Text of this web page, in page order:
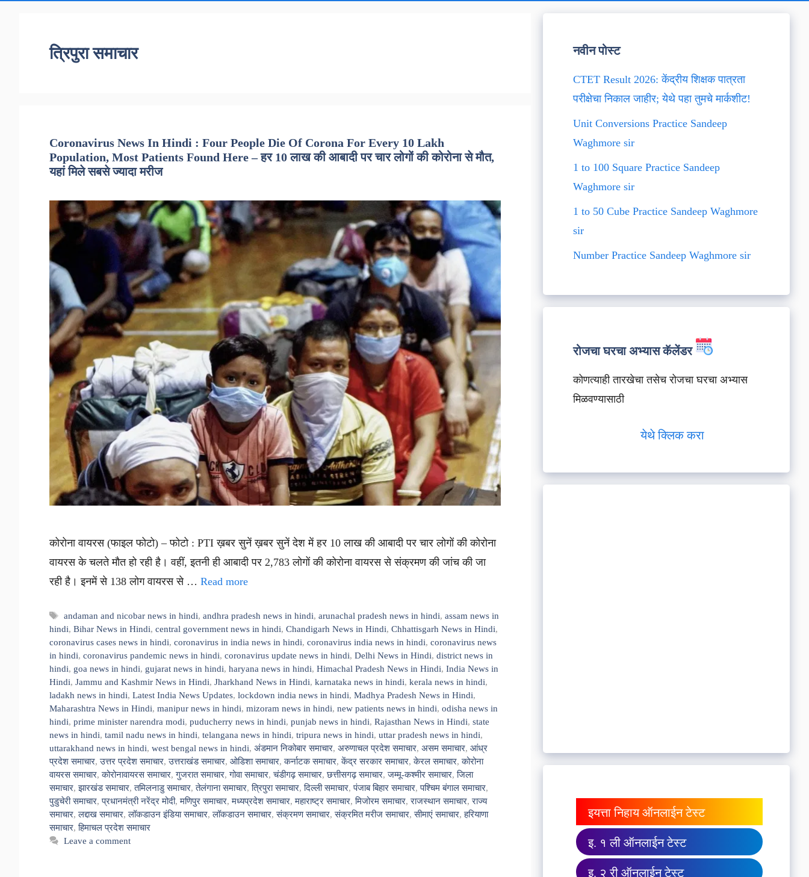
त्रिपुरा समाचार
Coronavirus News In Hindi : Four People Die Of Corona For Every 10 Lakh
Population, Most Patients Found Here – हर 10 लाख की आबादी पर चार लोगों की कोरोना से मौत,
यहां मिले सबसे ज्यादा मरीज
कोरोना वायरस (फाइल फोटो) – फोटो : PTI ख़बर सुनें ख़बर सुनें देश में हर 10 लाख की आबादी पर चार लोगों की कोरोना
वायरस के चलते मौत हो रही है। वहीं, इतनी ही आबादी पर 2,783 लोगों की कोरोना वायरस से संक्रमण की जांच की जा
रही है। इनमें से 138 लोग वायरस से … Read more
Tags
andaman and nicobar news in hindi,andhra pradesh news in hindi,arunachal pradesh news in hindi,assam news in
hindi, Bihar News in Hindi, central government news in hindi, Chandigarh News in Hindi, Chhattisgarh News in Hindi,
coronavirus cases news in hindi, coronavirus in india news in hindi, coronavirus india news in hindi, coronavirus news
in hindi, coronavirus pandemic news in hindi, coronavirus update news in hindi, Delhi News in Hindi, district news in
hindi, goa news in hindi, gujarat news in hindi, haryana news in hindi, Himachal Pradesh News in Hindi, India News in
Hindi, Jammu and Kashmir News in Hindi, Jharkhand News in Hindi, karnataka news in hindi, kerala news in hindi,
ladakh news in hindi, Latest India News Updates, lockdown india news in hindi, Madhya Pradesh News in Hindi,
Maharashtra News in Hindi, manipur news in hindi, mizoram news in hindi, new patients news in hindi, odisha news in
hindi, prime minister narendra modi, puducherry news in hindi, punjab news in hindi, Rajasthan News in Hindi, state
news in hindi, tamil nadu news in hindi, telangana news in hindi, tripura news in hindi, uttar pradesh news in hindi,
uttarakhand news in hindi, west bengal news in hindi, अंडमान निकोबार समाचार, अरुणाचल प्रदेश समाचार, असम समाचार, आंध्र
प्रदेश समाचार,उत्तर प्रदेश समाचार,उत्तराखंड समाचार, ओडिशा समाचार,कर्नाटक समाचार,केंद्र सरकार समाचार,केरल समाचार,कोरोना
वायरस समाचार,कोरोनावायरस समाचार,गुजरात समाचार,गोवा समाचार,चंडीगढ़ समाचार,छत्तीसगढ़ समाचार,जम्मू-कश्मीर समाचार,जिला
समाचार,झारखंड समाचार,तमिलनाडु समाचार,तेलंगाना समाचार,त्रिपुरा समाचार,दिल्ली समाचार,पंजाब बिहार समाचार,पश्चिम बंगाल समाचार,
पुडुचेरी समाचार,प्रधानमंत्री नरेंद्र मोदी,मणिपुर समाचार,मध्यप्रदेश समाचार,महाराष्ट्र समाचार,मिजोरम समाचार,राजस्थान समाचार,राज्य
समाचार,लद्दाख समाचार,लॉकडाउन इंडिया समाचार,लॉकडाउन समाचार,संक्रमण समाचार,संक्रमित मरीज समाचार,सीमाएं समाचार,हरियाणा
समाचार,हिमाचल प्रदेश समाचार
Leave a comment
नवीन पोस्ट
CTET Result 2026: केंद्रीय शिक्षक पात्रता
परीक्षेचा निकाल जाहीर; येथे पहा तुमचे मार्कशीट!
Unit Conversions Practice Sandeep
Waghmore sir
1 to 100 Square Practice Sandeep
Waghmore sir
1 to 50 Cube Practice Sandeep Waghmore
sir
Number Practice Sandeep Waghmore sir
रोजचा घरचा अभ्यास कॅलेंडर
कोणत्याही तारखेचा तसेच रोजचा घरचा अभ्यास
मिळवण्यासाठी
येथे क्लिक करा
इयत्ता निहाय ऑनलाईन टेस्ट
इ. १ ली ऑनलाईन टेस्ट
इ. २ री ऑनलाईन टेस्ट